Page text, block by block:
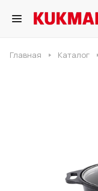
Главная Каталог